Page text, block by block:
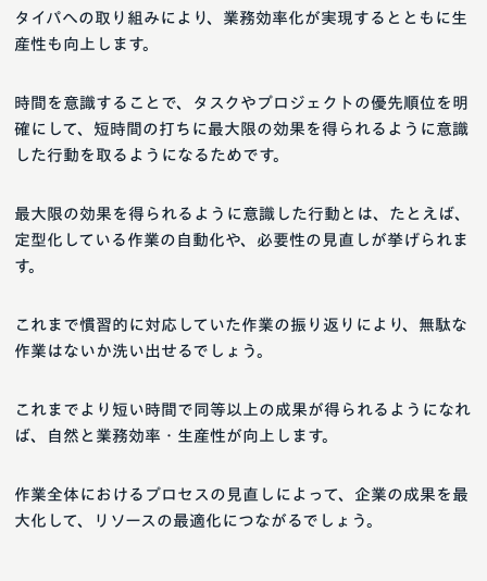
タイパへの取り組みにより、業務効率化が実現するとともに生
産性も向上します。
時間を意識することで、タスクやプロジェクトの優先順位を明
確にして、短時間の打ちに最大限の効果を得られるように意識
した行動を取るようになるためです。
最大限の効果を得られるように意識した行動とは、たとえば、
定型化している作業の自動化や、必要性の見直しが挙げられま
す。
これまで慣習的に対応していた作業の振り返りにより、無駄な
作業はないか洗い出せるでしょう。
これまでより短い時間で同等以上の成果が得られるようになれ
ば、自然と業務効率・生産性が向上します。
作業全体におけるプロセスの見直しによって、企業の成果を最
大化して、リソースの最適化につながるでしょう。